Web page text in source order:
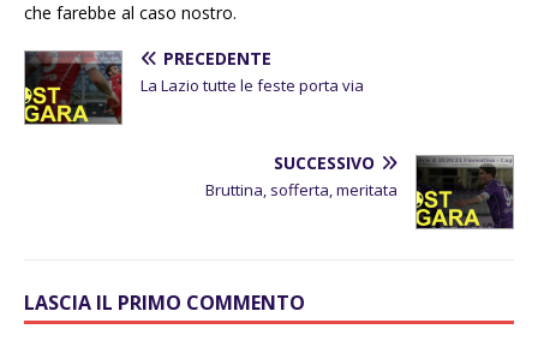
che farebbe al caso nostro.
PRECEDENTE
La Lazio tutte le feste porta via
SUCCESSIVO
Bruttina, sofferta, meritata
LASCIA IL PRIMO COMMENTO